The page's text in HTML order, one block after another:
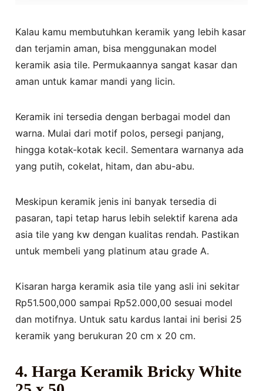
Kalau kamu membutuhkan keramik yang lebih kasar
dan terjamin aman, bisa menggunakan model
keramik asia tile. Permukaannya sangat kasar dan
aman untuk kamar mandi yang licin.
Keramik ini tersedia dengan berbagai model dan
warna. Mulai dari motif polos, persegi panjang,
hingga kotak-kotak kecil. Sementara warnanya ada
yang putih, cokelat, hitam, dan abu-abu.
Meskipun keramik jenis ini banyak tersedia di
pasaran, tapi tetap harus lebih selektif karena ada
asia tile yang kw dengan kualitas rendah. Pastikan
untuk membeli yang platinum atau grade A.
Kisaran harga keramik asia tile yang asli ini sekitar
Rp51.500,000 sampai Rp52.000,00 sesuai model
dan motifnya. Untuk satu kardus lantai ini berisi 25
keramik yang berukuran 20 cm x 20 cm.
4. Harga Keramik Bricky White